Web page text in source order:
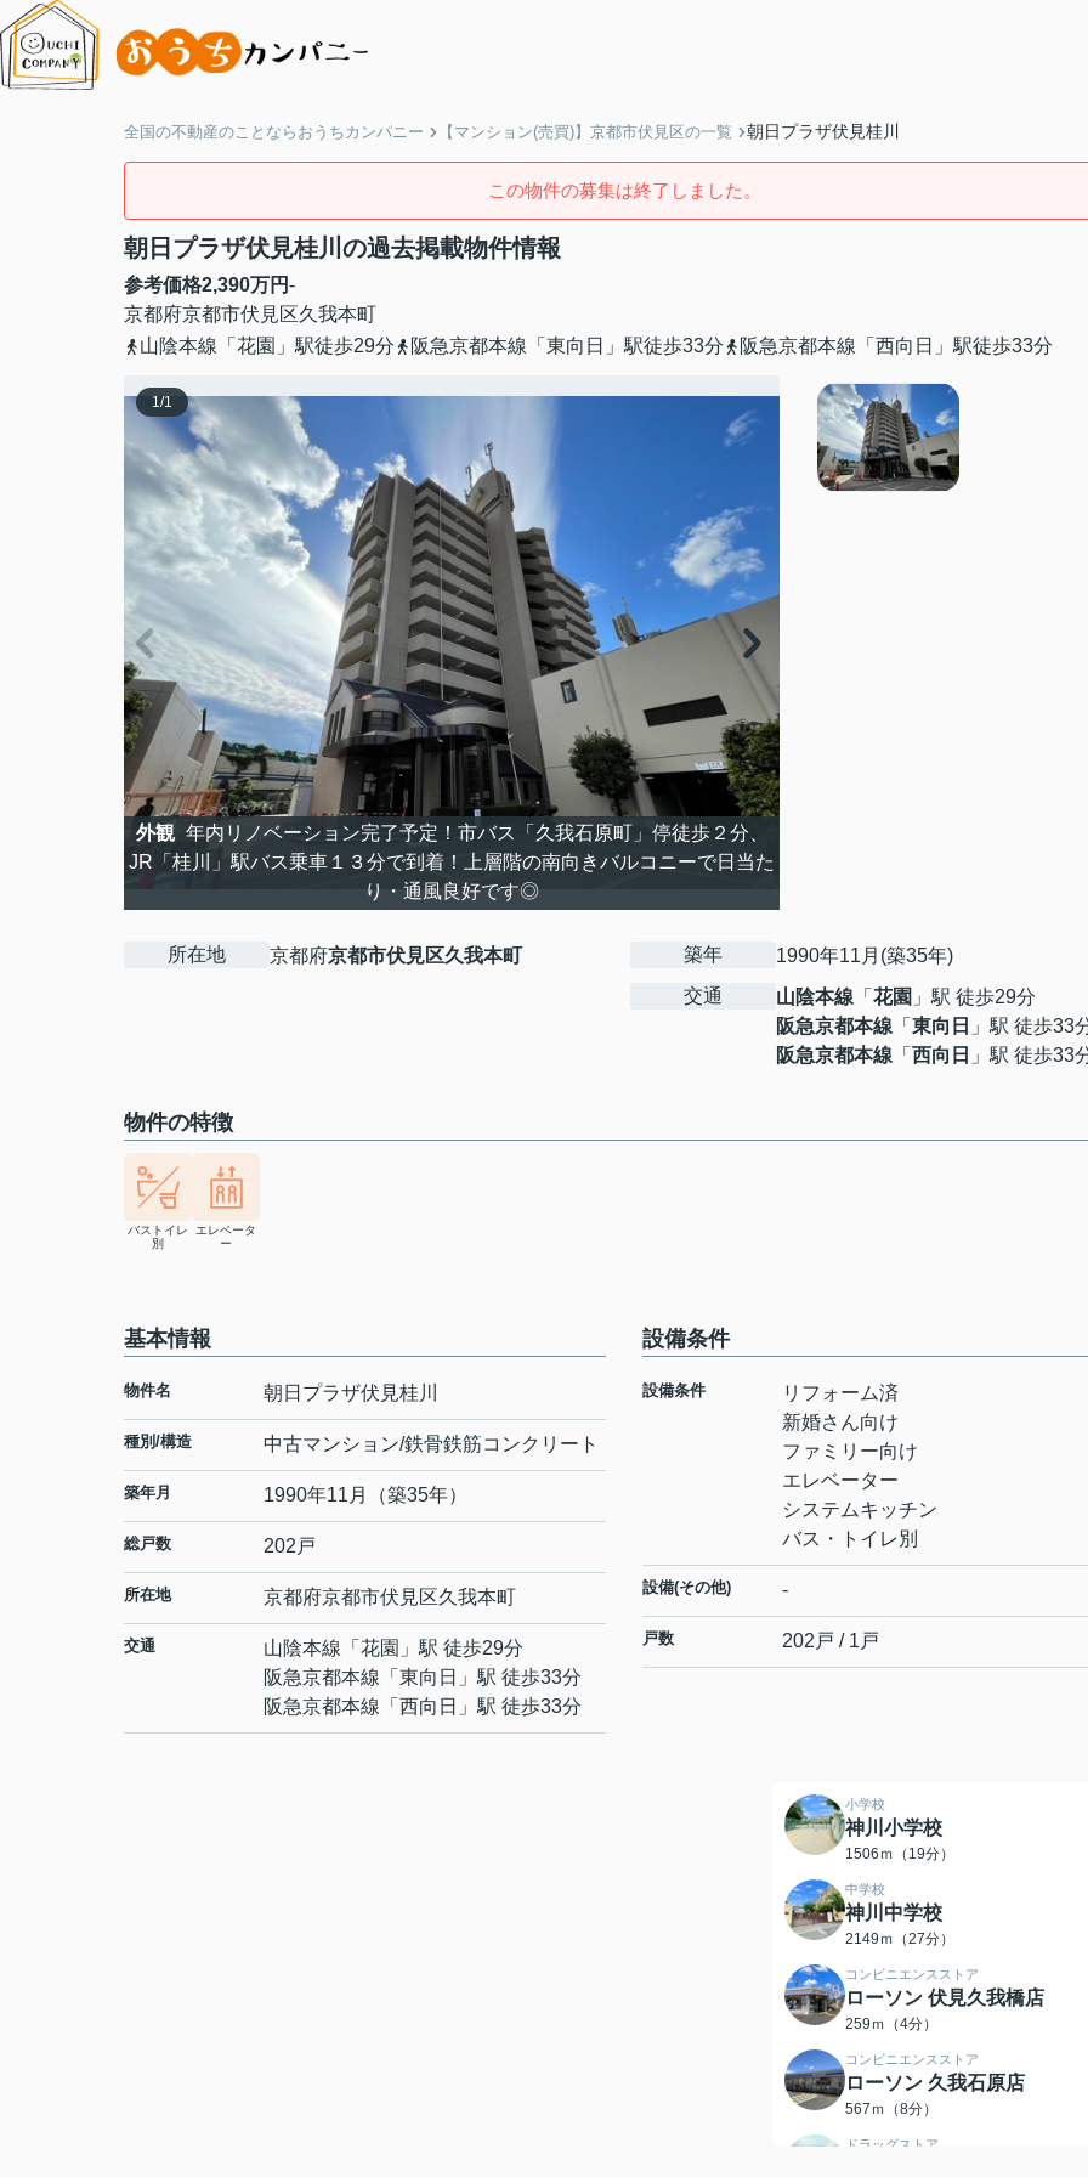
全国の不動産のことならおうちカンパニー 【マンション(売買)】京都市伏見区の一覧 朝日プラザ伏見桂川
この物件の募集は終了しました。
朝日プラザ伏見桂川の過去掲載物件情報
参考価格2,390万円-
京都府京都市伏見区久我本町
山陰本線「花園」駅徒歩29分
阪急京都本線「東向日」駅徒歩33分 阪急京都本線「西向日」駅徒歩33分
1/1
外観 年内リノベーション完了予定！市バス「久我石原町」停徒歩２分、
JR「桂川」駅バス乗車１３分で到着！上層階の南向きバルコニーで日当た
り・通風良好です◎
所在地 京都府京都市伏見区久我本町 築年
1990年11月(築35年)
交通
山陰本線 「 花園 」駅 徒歩29分
阪急京都本線 「 東向日 」駅 徒歩33
阪急京都本線 「 西向日 」駅 徒歩33
物件の特徴
バストイレ
別
エレベータ
ー
基本情報
物件名 朝日プラザ伏見桂川
種別/構造 中古マンション/鉄骨鉄筋コンクリート
築年月 1990年11月（築35年）
総戸数 202戸
所在地 京都府京都市伏見区久我本町
交通 山陰本線 「 花園 」駅 徒歩29分
阪急京都本線 「 東向日 」駅 徒歩33分
阪急京都本線 「 西向日 」駅 徒歩33分
設備条件
設備条件
リフォーム済
新婚さん向け
ファミリー向け
エレベーター
システムキッチン
バス・トイレ別
設備(その他) -
戸数 202戸 / 1戸
小学校
神川小学校
1506ｍ（19分）
中学校
神川中学校
2149ｍ（27分）
コンビニエンスストア
ローソン 伏見久我橋店
259ｍ（4分）
コンビニエンスストア
ローソン 久我石原店
567ｍ（8分）
ドラッグストア